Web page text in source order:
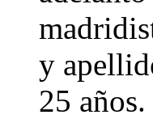
y
25